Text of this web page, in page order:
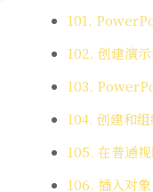
101.
102. 创建演
103.
104. 创建和
105. 在普通
106. 插入对象